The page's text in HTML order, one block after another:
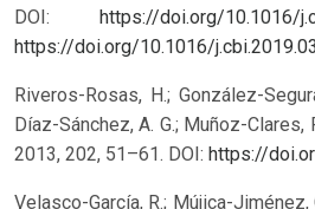
DOI: https://doi.org/10.1016/
https://doi.org/10.1016/
Riveros-Rosas, H.; González-
Díaz-Sánchez, A. G.; Muñoz-Clares,
2013, 202, 51–61. DOI: https://
Velasco-García, R.; Mújica-